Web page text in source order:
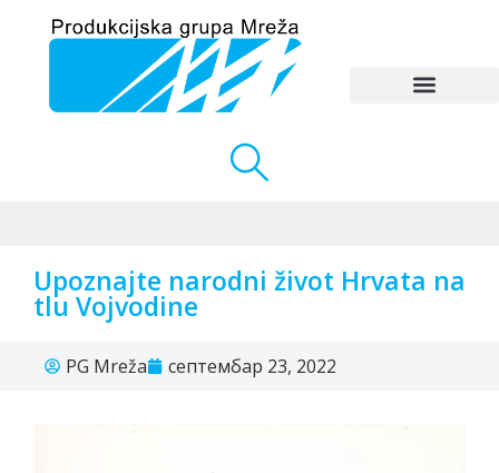
Upoznajte narodni život Hrvata na
tlu Vojvodine
PG Mreža септембар 23, 2022